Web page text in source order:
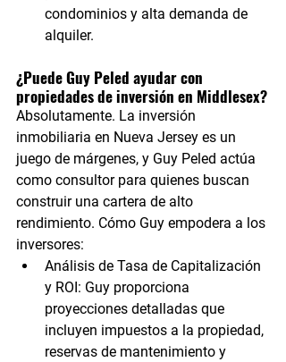
condominios y alta demanda de
alquiler.
¿Puede Guy Peled ayudar con
propiedades de inversión en Middlesex?
Absolutamente. La inversión
inmobiliaria en Nueva Jersey es un
juego de márgenes, y Guy Peled actúa
como consultor para quienes buscan
construir una cartera de alto
rendimiento. Cómo Guy empodera a los
inversores:
Análisis de Tasa de Capitalización
y ROI: Guy proporciona
proyecciones detalladas que
incluyen impuestos a la propiedad,
reservas de mantenimiento y